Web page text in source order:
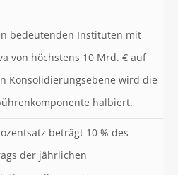
bedeutenden Instituten mit
von höchstens 10 Mrd. € auf
Konsolidierungsebene wird die
halbiert.
beträgt 10 % des
der jährlichen